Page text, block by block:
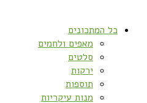
כל המתכונים
מאפים ולחמים
סלטים
ירקות
תוספות
מנות עיקריות